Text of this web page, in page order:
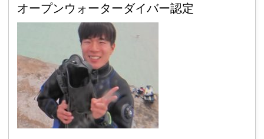
オープンウォーターダイバー認定